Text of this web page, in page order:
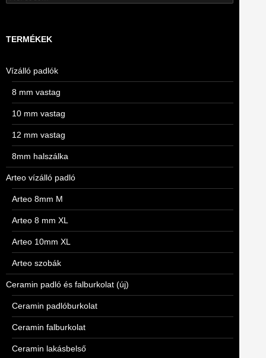
TERMÉKEK
Vízálló padlók
8 mm vastag
10 mm vastag
12 mm vastag
8mm halszálka
Arteo vízálló padló
Arteo 8mm M
Arteo 8 mm XL
Arteo 10mm XL
Arteo szobák
Ceramin padló és falburkolat (új)
Ceramin padlóburkolat
Ceramin falburkolat
Ceramin lakásbelső